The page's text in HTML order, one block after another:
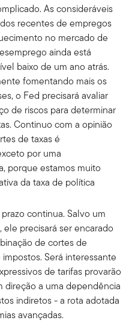
As consideráveis
recentes de empregos
no mercado de
ainda está
baixo de um ano atrás.
fomentando mais os
o Fed precisará avaliar
de riscos para determinar
Continuo com a opinião
de taxas é
por uma
porque estamos muito
da taxa de política
continua. Salvo um
precisará ser encarado
de cortes de
Será interessante
de tarifas provarão
direção a uma dependência
indiretos - a rota adotada
avançadas.